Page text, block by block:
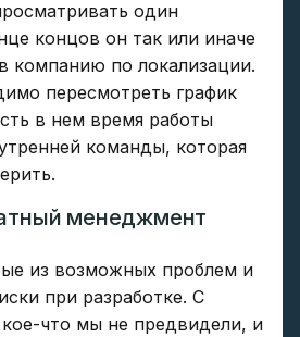
один
концов он так или иначе
компанию по локализации.
пересмотреть график
в нем время работы
команды, которая
менеджмент
из возможных проблем и
при разработке. С
что мы не предвидели, и